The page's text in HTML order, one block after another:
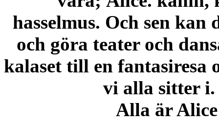
hasselmus. Och sen
och göra teater och
kalaset till en fantasiresa
vi alla sitter
Alla är